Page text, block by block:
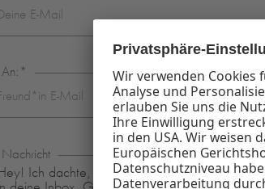
An: *
Nachricht